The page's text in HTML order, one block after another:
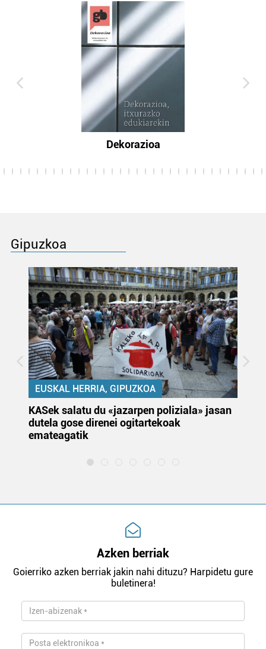
Dekorazioa
Gipuzkoa
EUSKAL HERRIA, GIPUZKOA
KASek salatu du «jazarpen poliziala» jasan
dutela gose direnei ogitartekoak
emateagatik
Azken berriak
Goierriko azken berriak jakin nahi dituzu? Harpidetu gure
buletinera!